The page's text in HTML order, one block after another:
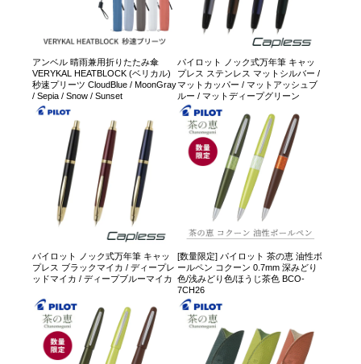
アンベル 晴雨兼用折りたたみ傘
VERYKAL HEATBLOCK (ベリカル)
秒速プリーツ CloudBlue / MoonGray
/ Sepia / Snow / Sunset
パイロット ノック式万年筆 キャッ
プレス ステンレス マットシルバー /
マットカッパー / マットアッシュブ
ルー / マットディープグリーン
パイロット ノック式万年筆 キャッ
プレス ブラックマイカ / ディープレ
ッドマイカ / ディープブルーマイカ
[数量限定] パイロット 茶の恵 油性ボ
ールペン コクーン 0.7mm 深みどり
色/浅みどり色/ほうじ茶色 BCO-
7CH26